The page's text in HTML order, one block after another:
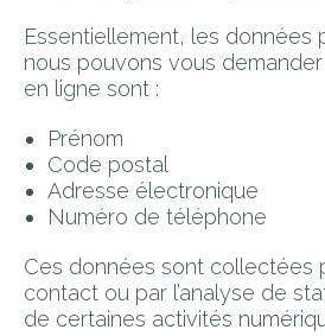
Essentiellement, les données
nous pouvons vous
en ligne sont :
Prénom
Code postal
Adresse électronique
Numéro de téléphone
Ces données sont collectées
contact ou par l’analyse de
de certaines activités